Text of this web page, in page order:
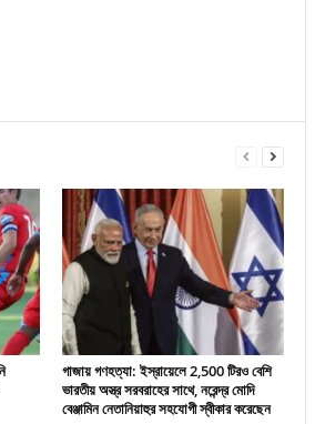
গাজায় গণহত্যা: ইস্রায়েলে 2,500 টিরও বেশি
ভারতীয় অস্ত্র সরবরাহের সাথে, নরেন্দ্র মোদি
বেঞ্জামিন নেতানিয়াহুর সহযোগী স্বীকার করেছেন